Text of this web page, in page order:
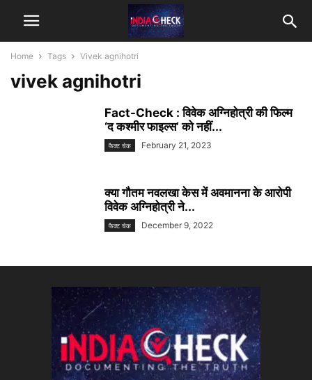
Home Tags Vivek agnihotri
vivek agnihotri
Fact-Check : विवेक अग्निहोत्री की फिल्म
‘द कश्मीर फाइल्स’ को नहीं...
फैक्ट चेक February 21, 2023
क्या गौतम नवलखा केस में अवमानना के आरोपी
विवेक अग्निहोत्री ने...
फैक्ट चेक December 9, 2022